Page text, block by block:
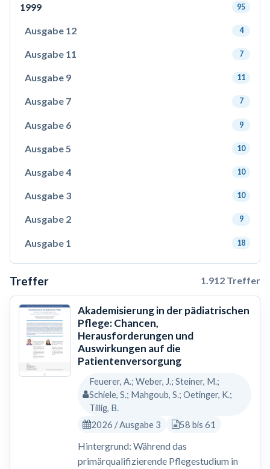
1999 95
Ausgabe 12 4
Ausgabe 11 7
Ausgabe 9 11
Ausgabe 7 7
Ausgabe 6 9
Ausgabe 5 10
Ausgabe 4 10
Ausgabe 3 10
Ausgabe 2 9
Ausgabe 1 18
Treffer 1.912 Treffer
Akademisierung in der pädiatrischen
Pflege: Chancen,
Herausforderungen und
Auswirkungen auf die
Patientenversorgung
Feuerer, A.; Weber, J.; Steiner, M.;
Schiele, S.; Mahgoub, S.; Oetinger, K.;
Tillig, B.
2026 / Ausgabe 3
58 bis 61
Hintergrund: Während das
primärqualifizierende Pflegestudium in